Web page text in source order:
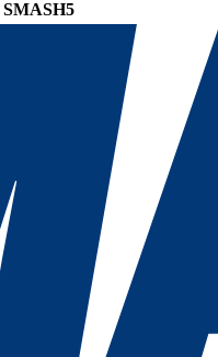
SMASH5